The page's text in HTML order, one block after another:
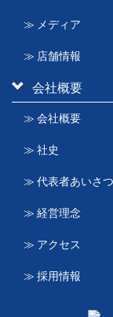
≫ メディア
≫ 店舗情報
会社概要
≫ 会社概要
≫ 社史
≫ 代表者あいさつ
≫ 経営理念
≫ アクセス
≫ 採用情報